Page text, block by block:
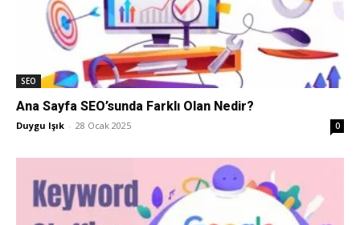
Tasarım,
UI/UX
SEO
Ana Sayfa SEO’sunda Farklı Olan Nedir?
Duygu Işık - 28 Ocak 2025 0